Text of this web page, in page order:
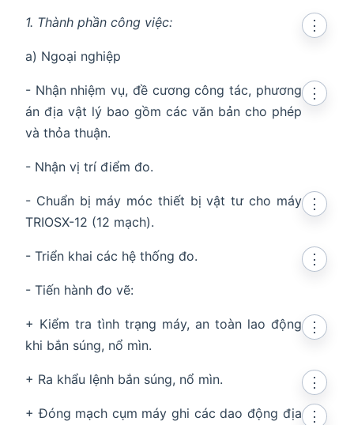
1. Thành phần công việc:
⋮
a) Ngoại nghiệp
- Nhận nhiệm vụ, đề cương công tác, phương
án địa vật lý bao gồm các văn bản cho phép
và thỏa thuận.
⋮
- Nhận vị trí điểm đo.
- Chuẩn bị máy móc thiết bị vật tư cho máy
TRIOSX-12 (12 mạch).
⋮
- Triển khai các hệ thống đo.
⋮
- Tiến hành đo vẽ:
+ Kiểm tra tình trạng máy, an toàn lao động
khi bắn súng, nổ mìn.
⋮
+ Ra khẩu lệnh bắn súng, nổ mìn.
⋮
+ Đóng mạch cụm máy ghi các dao động địa
⋮